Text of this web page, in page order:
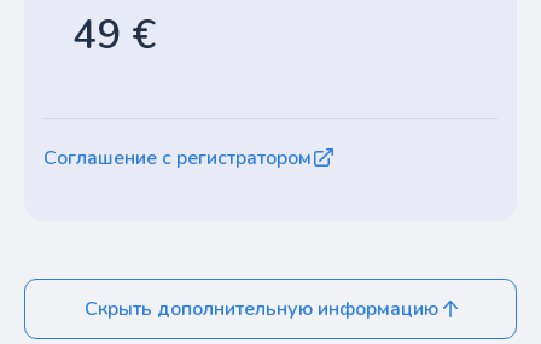
49 €
Соглашение с регистратором
Скрыть дополнительную информацию